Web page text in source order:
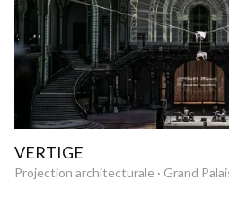
VERTIGE
Projection architecturale · Grand